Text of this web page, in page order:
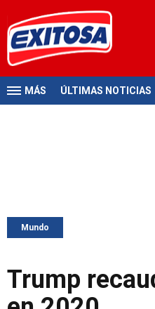
MÁS ÚLTIMAS NOTICIAS
Mundo
Trump